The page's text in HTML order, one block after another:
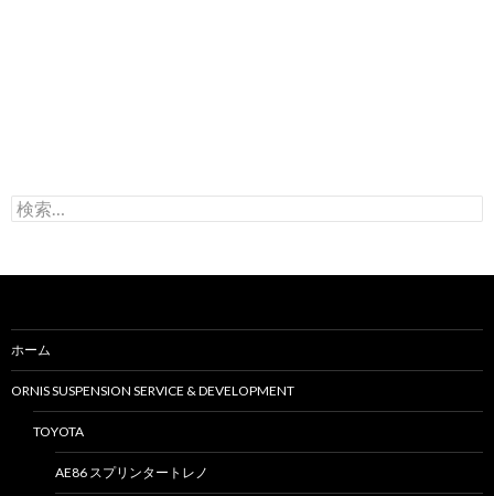
検
索
ホーム
ORNIS SUSPENSION SERVICE & DEVELOPMENT
TOYOTA
AE86 スプリンタートレノ